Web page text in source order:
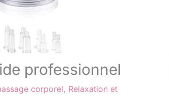
professionnel
corporel, Relaxation et